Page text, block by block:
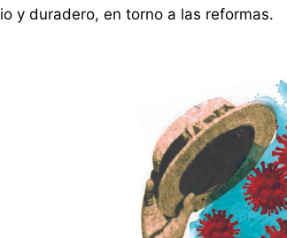
y duradero, en torno a las reformas.